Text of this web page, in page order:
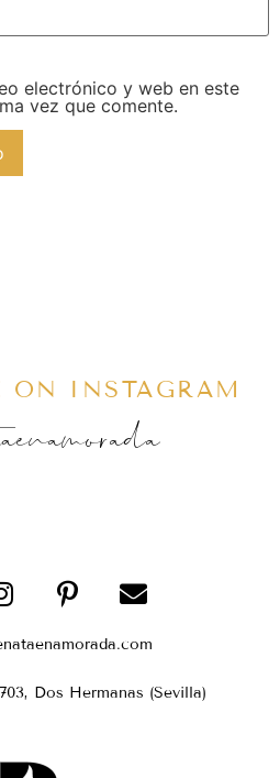
electrónico y web en este
vez que comente.
ON INSTAGRAM
Dos Hermanas (Sevilla)